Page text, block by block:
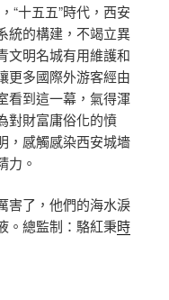
“十五五”時代，西安
統的構建，不竭立異
文明名城有用維護和
更多國際外游客經由
看到這一幕，氣得渾
對財富庸俗化的憤
，感觸感染西安城墻
力。
害了，他們的海水淚
。總監制：駱紅秉時